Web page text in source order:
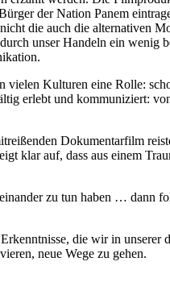
der Nation Panem
die auch die alternativen
unser Handeln ein
Kulturen eine Rolle:
erlebt und kommuniziert:
Dokumentarfilm
klar auf, dass aus einem
zu tun haben … dann
die wir in
neue Wege zu gehen.